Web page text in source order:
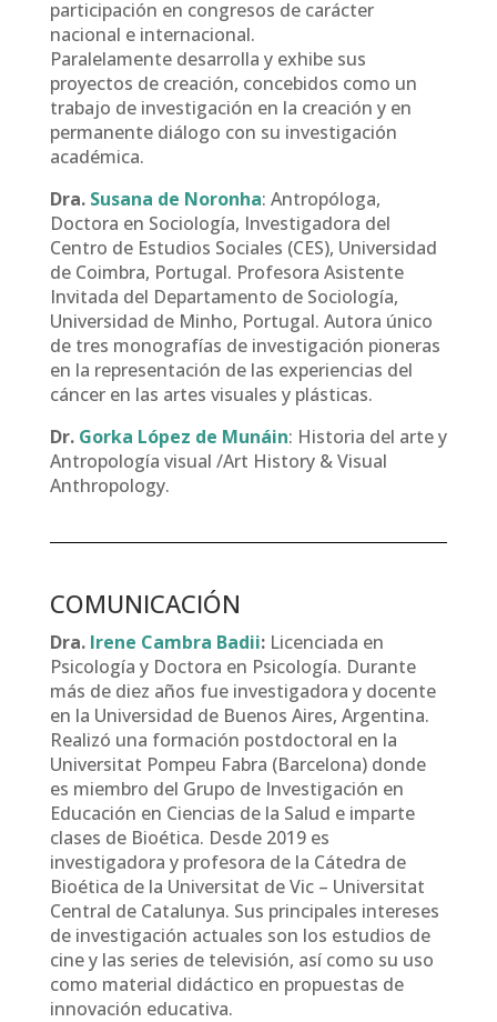
participación en congresos de carácter
nacional e internacional.
Paralelamente desarrolla y exhibe sus
proyectos de creación, concebidos como un
trabajo de investigación en la creación y en
permanente diálogo con su investigación
académica.
Dra. Susana de Noronha: Antropóloga,
Doctora en Sociología, Investigadora del
Centro de Estudios Sociales (CES), Universidad
de Coimbra, Portugal. Profesora Asistente
Invitada del Departamento de Sociología,
Universidad de Minho, Portugal. Autora único
de tres monografías de investigación pioneras
en la representación de las experiencias del
cáncer en las artes visuales y plásticas.
Dr. Gorka López de Munáin: Historia del arte y
Antropología visual /Art History & Visual
Anthropology.
COMUNICACIÓN
Dra. Irene Cambra Badii:Licenciada en
Psicología y Doctora en Psicología. Durante
más de diez años fue investigadora y docente
en la Universidad de Buenos Aires, Argentina.
Realizó una formación postdoctoral en la
Universitat Pompeu Fabra (Barcelona) donde
es miembro del Grupo de Investigación en
Educación en Ciencias de la Salud e imparte
clases de Bioética. Desde 2019 es
investigadora y profesora de la Cátedra de
Bioética de la Universitat de Vic – Universitat
Central de Catalunya. Sus principales intereses
de investigación actuales son los estudios de
cine y las series de televisión, así como su uso
como material didáctico en propuestas de
innovación educativa.